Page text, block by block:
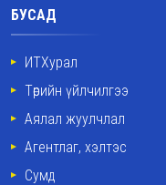
БУСАД
ИТХурал
Төрийн үйлчилгээ
Аялал жуулчлал
Агентлаг, хэлтэс
Сумд